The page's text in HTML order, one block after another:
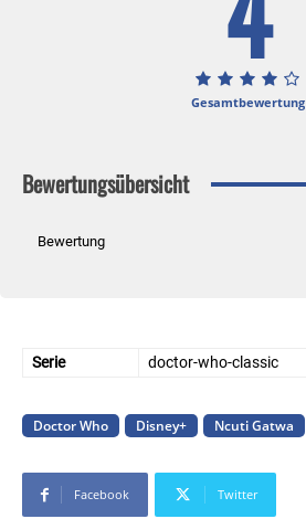
Gesamtbewertung
Bewertungsübersicht
Bewertung
Serie doctor-who-classic
Doctor Who Disney+ Ncuti Gatwa
Facebook Twitter